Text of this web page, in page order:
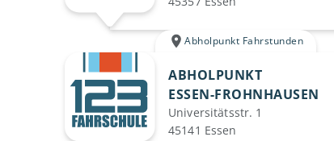
Abholpunkt Fahrstunden
ABHOLPUNKT
ESSEN-FROHNHAUSEN
Universitätsstr. 1
45141 Essen